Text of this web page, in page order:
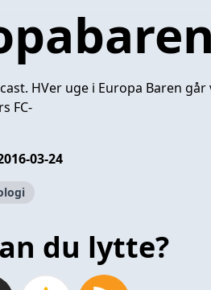
HVer uge i Europa Baren
FC-
03-24
du lytte?